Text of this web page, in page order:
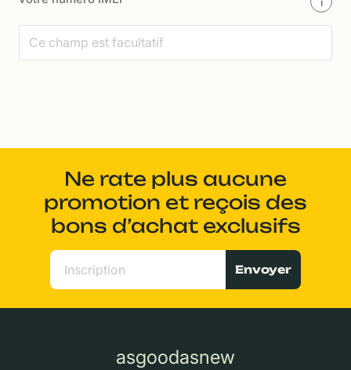
Ne rate plus aucune
promotion et reçois des
bons d’achat exclusifs
Envoyer
asgoodasnew